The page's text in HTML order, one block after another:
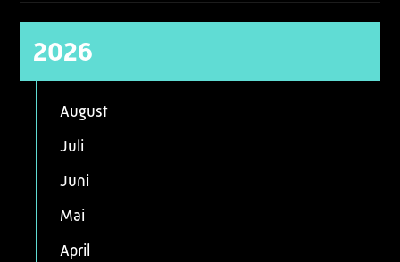
2026
August
Juli
Juni
Mai
April